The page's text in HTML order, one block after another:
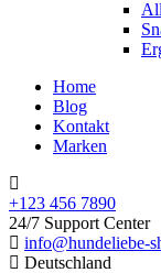
Home
Blog
Kontakt
Marken
+123 456 7890
24/7 Support Center
info@hundeliebe-
Deutschland